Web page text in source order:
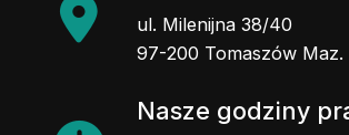
ul. Milenijna 38/40
97-200 Tomaszów Maz.
Nasze godziny